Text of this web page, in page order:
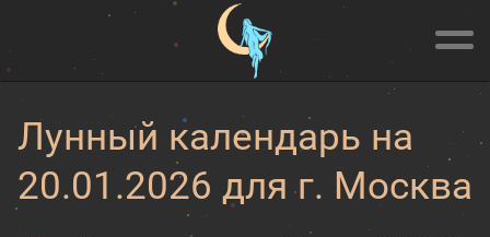
Лунный календарь на
20.01.2026 для г. Москва